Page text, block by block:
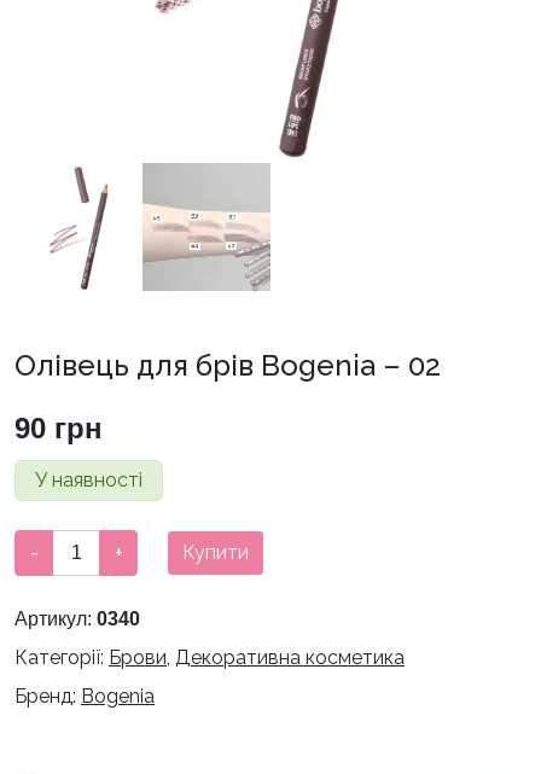
Олівець для брів Bogenia – 02
90 грн
У наявності
Олівець
для
Bogenia
-
02
- + Купити
Артикул: 0340
Категорії: Брови, Декоративна косметика
Бренд: Bogenia